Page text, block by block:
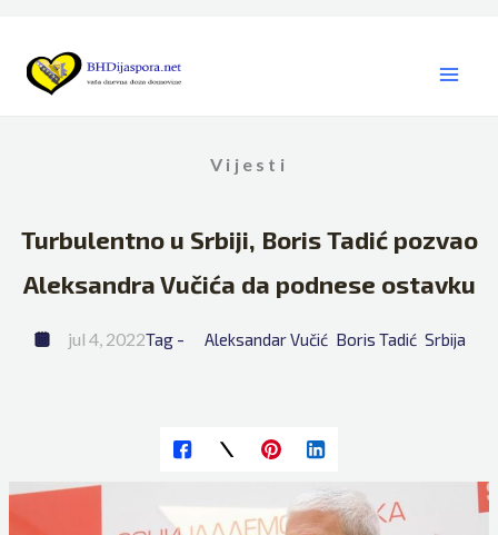
content
Vijesti
Turbulentno u Srbiji, Boris Tadić pozvao
Aleksandra Vučića da podnese ostavku
jul 4, 2022Tag - Aleksandar Vučić Boris Tadić Srbija